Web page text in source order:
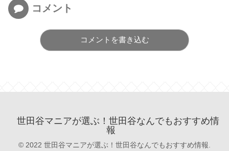
コメント
コメントを書き込む
世田谷マニアが選ぶ！世田谷なんでもおすすめ情
報
© 2022 世田谷マニアが選ぶ！世田谷なんでもおすすめ情報.